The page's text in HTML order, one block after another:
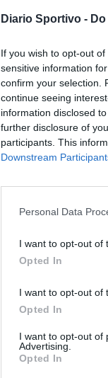
Diario Sportivo -
If you wish to opt-out
sensitive information
confirm your selection.
continue seeing
information disclosed
further disclosure of
participants. This
Downstream
Personal Data
I want to opt-out of
Opted In
I want to opt-out of
Opted In
I want to opt-out of
Advertising.
Opted In